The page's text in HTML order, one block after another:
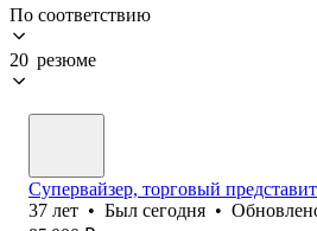
По соответствию
20 резюме
Супервайзер, торговый
37 лет • Был сегодня •